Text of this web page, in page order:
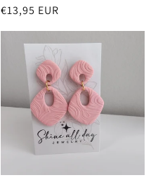
Normale
€13,95 EUR